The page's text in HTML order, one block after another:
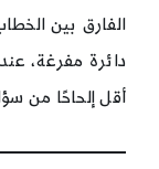
الفارق بين
دائرة مفرغة،
أقل إلحاحًا من